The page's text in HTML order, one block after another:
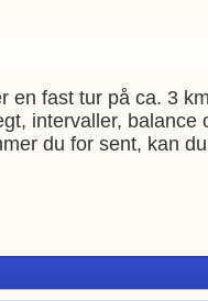
fast tur på ca. 3
intervaller, balance
du for sent, kan
Ø.